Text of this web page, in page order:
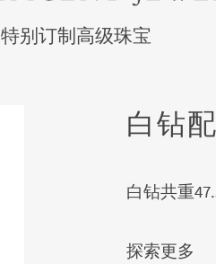
特别订制高级珠宝
白钻
白钻共重
探索更多